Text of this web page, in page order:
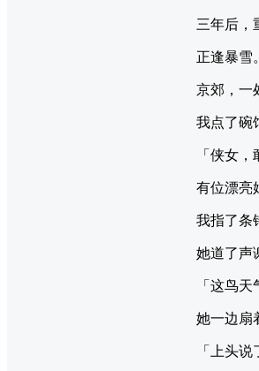
三年后，
正逢暴雪。
京郊，一
我点了碗
「侠女
有位漂亮
我指了条
她道了声
「这鸟天
她一边扇
「上头